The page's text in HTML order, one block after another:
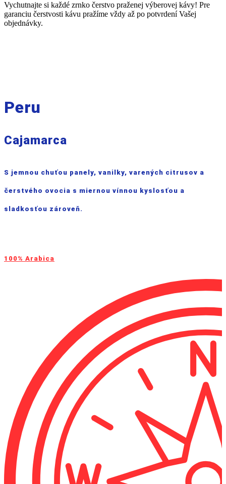
Vychutnajte si každé zrnko čerstvo praženej výberovej kávy! Pre
garanciu čerstvosti kávu pražíme vždy až po potvrdení Vašej
objednávky.
Peru
Cajamarca
S jemnou chuťou panely, vanilky, varených citrusov a
čerstvého ovocia s miernou vínnou kyslosťou a
sladkosťou zároveň.
100% Arabica